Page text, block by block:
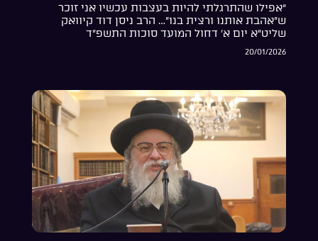
“אפילו שהתרגלתי להיות בעצבות עכשיו אני זוכר
ש”אהבת אותנו ורצית בנו”… הרב ניסן דוד קיוואק
שליט”א יום א’ דחול המועד סוכות התשפ”ד
20/01/2026